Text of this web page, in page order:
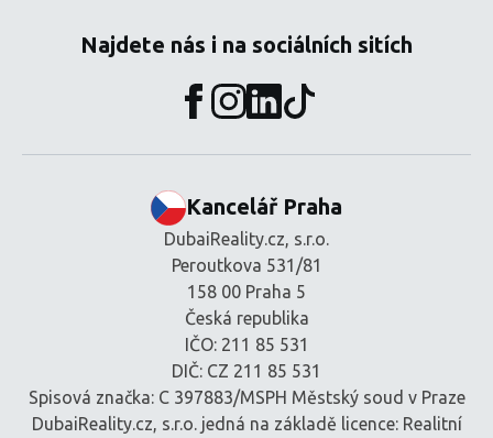
Najdete nás i na sociálních sitích
Kancelář Praha
DubaiReality.cz, s.r.o.
Peroutkova 531/81
158 00 Praha 5
Česká republika
IČO: 211 85 531
DIČ: CZ 211 85 531
Spisová značka: C 397883/MSPH Městský soud v Praze
DubaiReality.cz, s.r.o. jedná na základě licence: Realitní